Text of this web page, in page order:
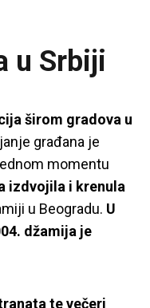
u Srbiji
širom gradova u
građana je
momentu
izdvojila i krenula
u Beogradu. U
džamija je
te večeri